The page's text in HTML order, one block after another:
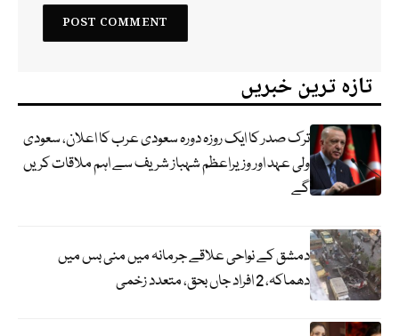
تازہ ترین خبریں
ترک صدر کا ایک روزہ دورہ سعودی عرب کا اعلان، سعودی
ولی عہد اور وزیراعظم شہباز شریف سے اہم ملاقات کریں
گے
دمشق کے نواحی علاقے جرمانہ میں منی بس میں
دھماکہ، 2 افراد جاں بحق، متعدد زخمی